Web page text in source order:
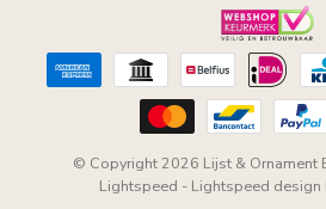
© Copyright 2026 Lijst & Ornament
Lightspeed - Lightspeed design